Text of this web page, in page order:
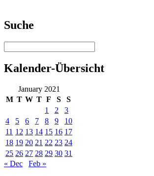
Suche
Kalender-Übersicht
January 2021
M T W T F S
S
1
2
3
4
5 6 7 8 9
10
11 12 13 14 15 16 17
18 19 20 21 22 23 24
25 26 27 28 29 30 31
« Dec
Feb »